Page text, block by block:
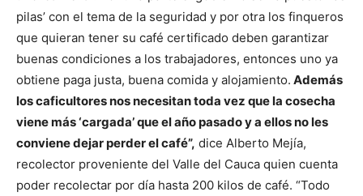
pilas’ con el tema de la seguridad y por otra los finqueros
que quieran tener su café certificado deben garantizar
buenas condiciones a los trabajadores, entonces uno ya
obtiene paga justa, buena comida y alojamiento. Además
los caficultores nos necesitan toda vez que la cosecha
viene más ‘cargada’ que el año pasado y a ellos no les
conviene dejar perder el café”, dice Alberto Mejía,
recolector proveniente del Valle del Cauca quien cuenta
poder recolectar por día hasta 200 kilos de café. “Todo